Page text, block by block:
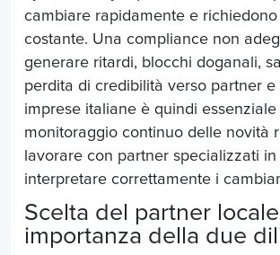
cambiare rapidamente e
costante. Una compliance non
generare ritardi, blocchi doganali,
perdita di credibilità verso partner e
imprese italiane è quindi
monitoraggio continuo delle novità
lavorare con partner specializzati
interpretare correttamente i
Scelta del partner
importanza della due